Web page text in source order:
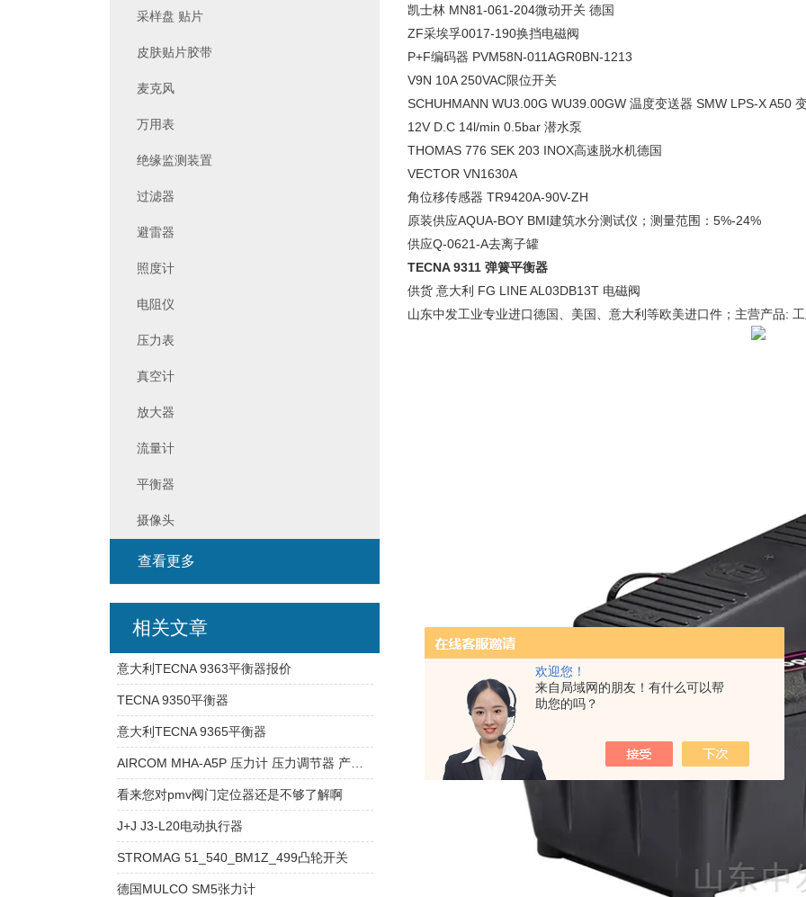
欢迎您！
来自局域网的朋友！有什么可以帮
助您的吗？
凯士林 MN81-061-204微动开关 德国
ZF采埃孚0017-190换挡电磁阀
P+F编码器 PVM58N-011AGR0BN-1213
V9N 10A 250VAC限位开关
SCHUHMANN WU3.00G WU39.00GW 温度变送器 SMW LPS-X A50
12V D.C 14l/min 0.5bar 潜水泵
THOMAS 776 SEK 203 INOX高速脱水机德国
VECTOR VN1630A
角位移传感器 TR9420A-90V-ZH
原装供应AQUA-BOY BMI建筑水分测试仪；测量范围：5%-24%
供应Q-0621-A去离子罐
TECNA 9311 弹簧平衡器
供货 意大利 FG LINE AL03DB13T 电磁阀
山东中发工业专业进口德国、美国、意大利等欧美进口件；主营产品:
采样盘 贴片
皮肤贴片胶带
麦克风
万用表
绝缘监测装置
过滤器
避雷器
照度计
电阻仪
压力表
真空计
放大器
流量计
平衡器
摄像头
查看更多
相关文章
意大利TECNA 9363平衡器报价
TECNA 9350平衡器
意大利TECNA 9365平衡器
AIRCOM MHA-A5P 压力计 压力调节器 产品相关信息
看来您对pmv阀门定位器还是不够了解啊
J+J J3-L20电动执行器
STROMAG 51_540_BM1Z_499凸轮开关
德国MULCO SM5张力计